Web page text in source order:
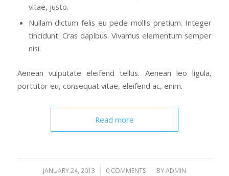
vitae, justo.
Nullam dictum felis eu pede mollis pretium. Integer
tincidunt. Cras dapibus. Vivamus elementum semper
nisi.
Aenean vulputate eleifend tellus. Aenean leo ligula,
porttitor eu, consequat vitae, eleifend ac, enim.
Read more
JANUARY 24, 2013
/ 0 COMMENTS
/ BYADMIN